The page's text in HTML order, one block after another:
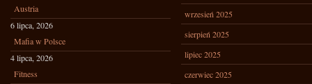
Austria
6 lipca, 2026
Mafia w Polsce
4 lipca, 2026
Fitness
wrzesień 2025
sierpień 2025
lipiec 2025
czerwiec 2025